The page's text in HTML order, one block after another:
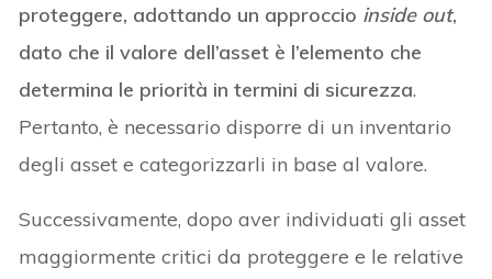
proteggere, adottando un approccio inside out,
dato che il valore dell’asset è l’elemento che
determina le priorità in termini di sicurezza.
Pertanto, è necessario disporre di un inventario
degli asset e categorizzarli in base al valore.
Successivamente, dopo aver individuati gli asset
maggiormente critici da proteggere e le relative